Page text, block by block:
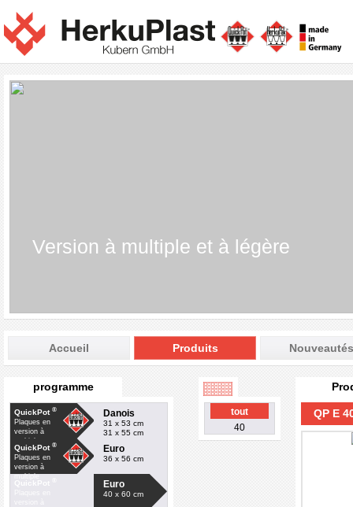
Version à multiple et à légère
Accueil Produits Nouveautés
programme
QuickPot ®
Plaques en
version à
multiple
Danois
31 x 53 cm
31 x 55 cm
QuickPot ®
Plaques en
version à
multiple
Euro
36 x 56 cm
QuickPot Euro
40 x 60 cm
tout
40
QP E